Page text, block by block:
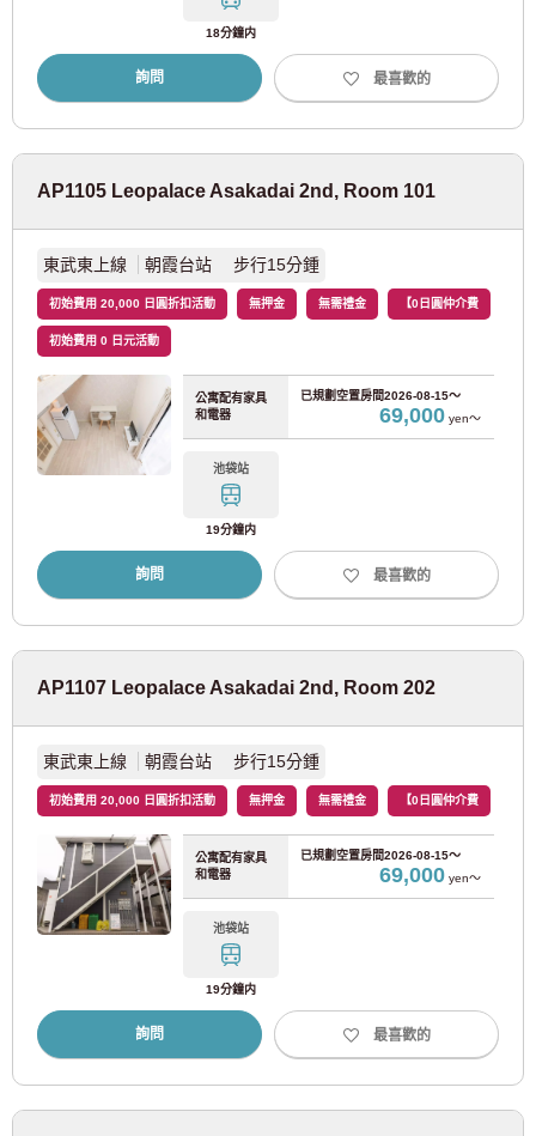
18分鐘内
詢問 最喜歡的
AP1105 Leopalace Asakadai 2nd, Room 101
東武東上線 朝霞台站 步行15分鍾
初始費用 20,000 日圓折扣活動 無押金 無需禮金 【0日圓仲介費
初始費用 0 日元活動
公寓配有家具
和電器
已規劃空置房間2026-08-15～
69,000yen～
池袋站
19分鐘内
詢問 最喜歡的
AP1107 Leopalace Asakadai 2nd, Room 202
東武東上線 朝霞台站 步行15分鍾
初始費用 20,000 日圓折扣活動 無押金 無需禮金 【0日圓仲介費
公寓配有家具
和電器
已規劃空置房間2026-08-15～
69,000yen～
池袋站
19分鐘内
詢問 最喜歡的
(20)
東京地鐵有樂町線
東京地鐵日比谷線 (22)
東京地鐵東西線 (86)
東京地鐵南北線 (15)
東京都交通局
都營大江戶線
都營新宿線 (22)
都營淺草線 (27)
都電荒川線 (21)
東急電鐵
東急東橫線 (93)
東急大井町線
東急世田谷線 (58)